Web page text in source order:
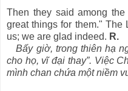
Then they said among
great things for them." The
us; we are glad indeed. R.
Bấy giờ, trong thiên hạ
cho họ, vĩ đại thay”. Việc
mình chan chứa một niềm